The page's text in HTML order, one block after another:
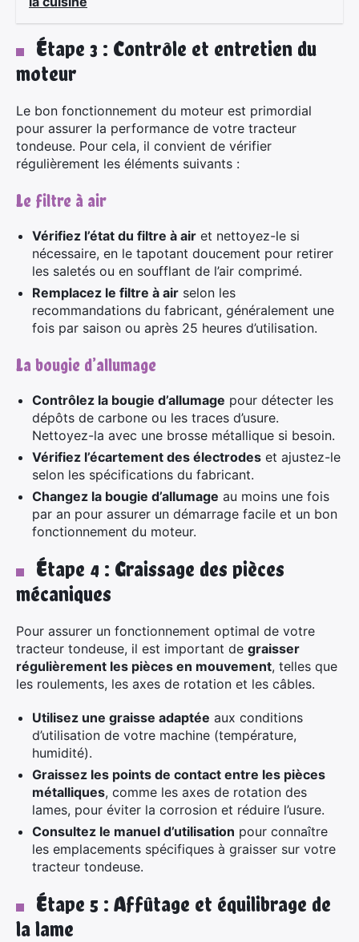
Étape 3 : Contrôle et entretien du
moteur
Le bon fonctionnement du moteur est primordial
pour assurer la performance de votre tracteur
tondeuse. Pour cela, il convient de vérifier
régulièrement les éléments suivants :
Le filtre à air
Vérifiez l’état du filtre à air et nettoyez-le si
nécessaire, en le tapotant doucement pour retirer
les saletés ou en soufflant de l’air comprimé.
Remplacez le filtre à air selon les
recommandations du fabricant, généralement une
fois par saison ou après 25 heures d’utilisation.
La bougie d’allumage
Contrôlez la bougie d’allumage pour détecter les
dépôts de carbone ou les traces d’usure.
Nettoyez-la avec une brosse métallique si besoin.
Vérifiez l’écartement des électrodes et ajustez-le
selon les spécifications du fabricant.
Changez la bougie d’allumage au moins une fois
par an pour assurer un démarrage facile et un bon
fonctionnement du moteur.
Étape 4 : Graissage des pièces
mécaniques
Pour assurer un fonctionnement optimal de votre
tracteur tondeuse, il est important de graisser
régulièrement les pièces en mouvement, telles que
les roulements, les axes de rotation et les câbles.
Utilisez une graisse adaptée aux conditions
d’utilisation de votre machine (température,
humidité).
Graissez les points de contact entre les pièces
métalliques, comme les axes de rotation des
lames, pour éviter la corrosion et réduire l’usure.
Consultez le manuel d’utilisation pour connaître
les emplacements spécifiques à graisser sur votre
tracteur tondeuse.
Étape 5 : Affûtage et équilibrage de
la lame
Rechercher
: